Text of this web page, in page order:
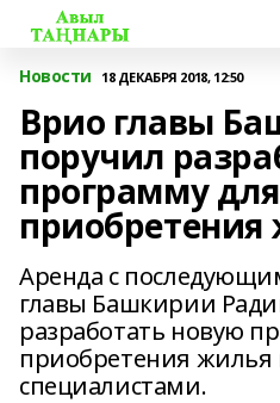
Новости 18 ДЕКАБРЯ 2018, 12:50
Врио главы
поручил
программу для
приобретения
Аренда с
главы Башкирии
разработать новую
приобретения
специалистами.